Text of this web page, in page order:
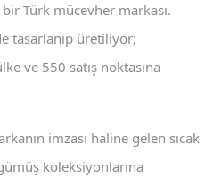
Türk mücevher markası.
tasarlanıp üretiliyor;
ve 550 satış noktasına
imzası haline gelen sıcak
koleksiyonlarına